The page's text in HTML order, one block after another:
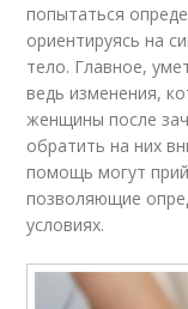
попытаться
ориентируясь на
тело. Главное,
ведь изменения,
женщины после
обратить на них
помощь могут
позволяющие
условиях.